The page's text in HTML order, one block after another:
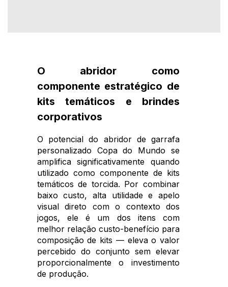
O abridor como
componente estratégico de
kits temáticos e brindes
corporativos
O potencial do abridor de garrafa
personalizado Copa do Mundo se
amplifica significativamente quando
utilizado como componente de kits
temáticos de torcida. Por combinar
baixo custo, alta utilidade e apelo
visual direto com o contexto dos
jogos, ele é um dos itens com
melhor relação custo-benefício para
composição de kits — eleva o valor
percebido do conjunto sem elevar
proporcionalmente o investimento
de produção.